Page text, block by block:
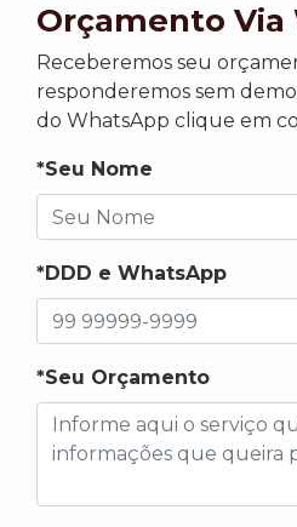
Orçamento
Receberemos seu
responderemos sem
do WhatsApp clique em
*Seu Nome
*DDD e WhatsApp
*Seu Orçamento